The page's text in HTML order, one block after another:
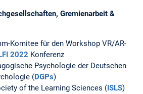
Gremienarbeit &
Komitee für den Workshop VR/AR-
2022 Konferenz
Psychologie der Deutschen
(DGPs)
of the Learning Sciences (ISLS)